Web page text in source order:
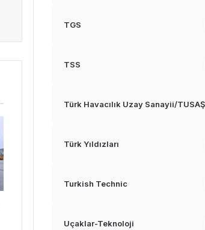
TGS
TSS
Türk Havacılık Uzay Sanayii/TUSAŞ
Türk Yıldızları
Turkish Technic
Uçaklar-Teknoloji